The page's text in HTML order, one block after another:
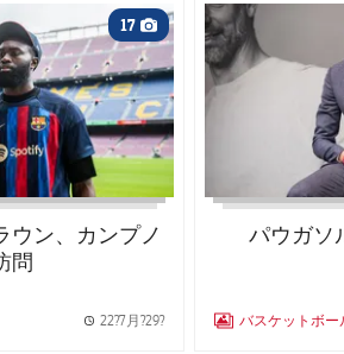
17
Camera icon
ウン、カンプノ
問
Published news
22?7月?29?
FC Barcelona club
パウガソ
LABEL.ARIA.GALLERY
バスケットボー